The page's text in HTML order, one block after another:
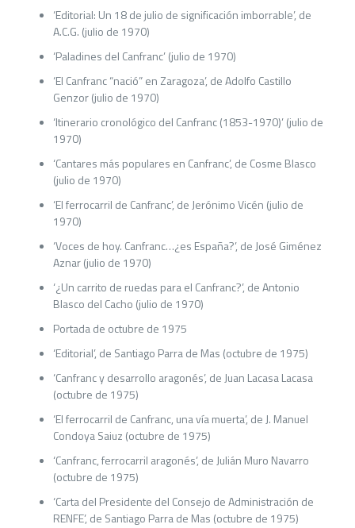
‘Editorial: Un 18 de julio de significación imborrable’, de
A.C.G. (julio de 1970)
‘Paladines del Canfranc’ (julio de 1970)
‘El Canfranc “nació” en Zaragoza’, de Adolfo Castillo
Genzor (julio de 1970)
‘Itinerario cronológico del Canfranc (1853-1970)’ (julio de
1970)
‘Cantares más populares en Canfranc’, de Cosme Blasco
(julio de 1970)
‘El ferrocarril de Canfranc’, de Jerónimo Vicén (julio de
1970)
‘Voces de hoy. Canfranc…¿es España?’, de José Giménez
Aznar (julio de 1970)
‘¿Un carrito de ruedas para el Canfranc?’, de Antonio
Blasco del Cacho (julio de 1970)
Portada de octubre de 1975
‘Editorial’, de Santiago Parra de Mas (octubre de 1975)
‘Canfranc y desarrollo aragonés’, de Juan Lacasa Lacasa
(octubre de 1975)
‘El ferrocarril de Canfranc, una vía muerta’, de J. Manuel
Condoya Saiuz (octubre de 1975)
‘Canfranc, ferrocarril aragonés’, de Julián Muro Navarro
(octubre de 1975)
‘Carta del Presidente del Consejo de Administración de
RENFE’, de Santiago Parra de Mas (octubre de 1975)